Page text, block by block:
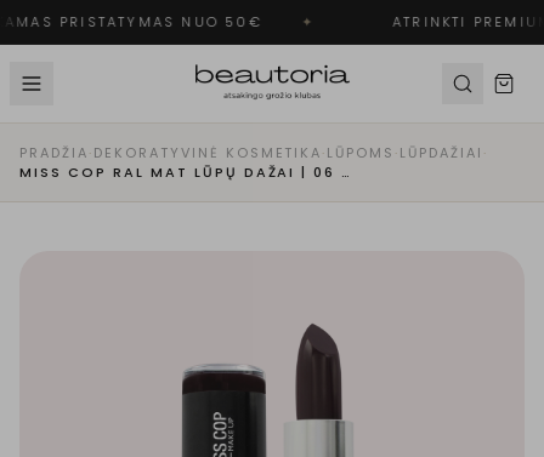
PRISTATYMAS NUO 50€ ✦ ATRINKTI
PRADŽIA·DEKORATYVINĖ KOSMETIKA·LŪPOMS ·LŪPDAŽIAI ·
MISS COP RAL MAT LŪPŲ DAŽAI | 06 - PURPLE